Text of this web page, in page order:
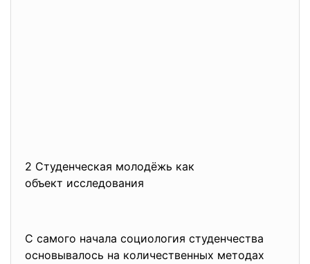
2 Студенческая молодёжь как
объект исследования
С самого начала социология студенчества
основывалось на количественных методах